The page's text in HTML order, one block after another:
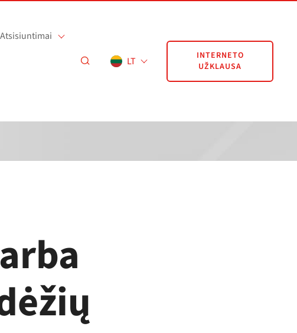
Atsisiuntimai
LT
INTERNETO
UŽKLAUSA